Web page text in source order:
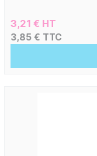
3,21 € HT
3,85 € TTC